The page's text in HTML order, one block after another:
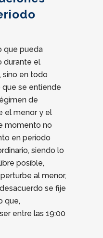
que pueda
durante el
, sino en todo
se entiende
de
el menor y el
momento no
en periodo
siendo lo
posible,
al menor,
se fije
que,
entre las 19:00